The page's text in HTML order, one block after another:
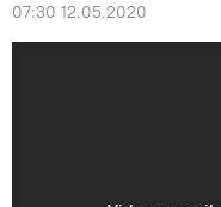
07:30 12.05.2020